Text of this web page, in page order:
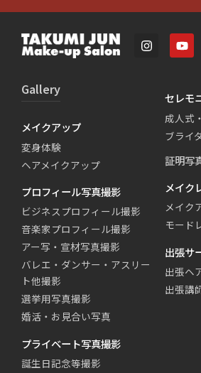
Gallery
メイクアップ
変身体験
ヘアメイクアップ
プロフィール写真撮影
ビジネスプロフィール撮影
音楽家プロフィール撮影
アー写・宣材写真撮影
バレエ・ダンサー・アスリー
ト他撮影
選挙用写真撮影
婚活・お見合い写真
プライベート写真撮影
誕生日記念等撮影
セレモ
成人式
ブライ
証明写
メイク
メイク
モード
出張サ
出張ヘ
出張講